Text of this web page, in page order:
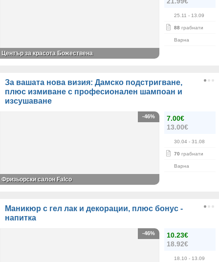
25.11 - 13.09
88 грабнати
Варна
Център за красота Божествена
За вашата нова визия: Дамско подстригване,
плюс измиване с професионален шампоан и
изсушаване
7.00€
13.00€
30.04 - 31.08
70 грабнати
Варна
-46%
Фризьорски салон Falco
Маникюр с гел лак и декорации, плюс бонус -
напитка
10.23€
18.92€
18.10 - 13.09
-46%